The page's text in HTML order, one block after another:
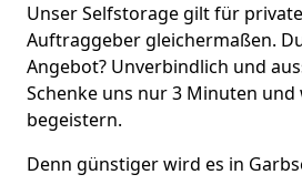
Unser Selfstorage gilt für
Auftraggeber gleichermaßen.
Angebot? Unverbindlich und
Schenke uns nur 3 Minuten
begeistern.
Denn günstiger wird es in